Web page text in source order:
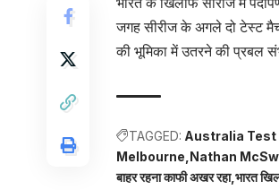
जगह सीरीज के अगले दो टेस्ट
की भूमिका में उतरने की प्रबल
TAGGED: Australia Test
Melbourne Nathan
बाहर रहना काफी अखर रहा भारत